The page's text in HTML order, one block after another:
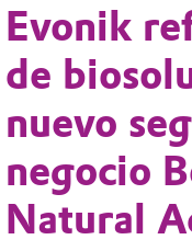
Evonik
de
nuevo
negocio
Natural